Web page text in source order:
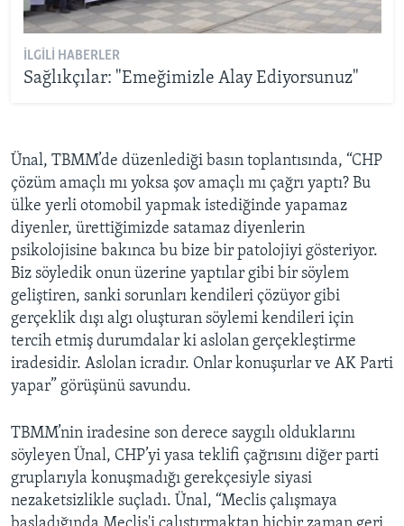
İLGILI HABERLER
Sağlıkçılar: "Emeğimizle Alay Ediyorsunuz"
Ünal, TBMM’de düzenlediği basın toplantısında, “CHP
çözüm amaçlı mı yoksa şov amaçlı mı çağrı yaptı? Bu
ülke yerli otomobil yapmak istediğinde yapamaz
diyenler, ürettiğimizde satamaz diyenlerin
psikolojisine bakınca bu bize bir patolojiyi gösteriyor.
Biz söyledik onun üzerine yaptılar gibi bir söylem
geliştiren, sanki sorunları kendileri çözüyor gibi
gerçeklik dışı algı oluşturan söylemi kendileri için
tercih etmiş durumdalar ki aslolan gerçekleştirme
iradesidir. Aslolan icradır. Onlar konuşurlar ve AK Parti
yapar” görüşünü savundu.
TBMM’nin iradesine son derece saygılı olduklarını
söyleyen Ünal, CHP’yi yasa teklifi çağrısını diğer parti
gruplarıyla konuşmadığı gerekçesiyle siyasi
nezaketsizlikle suçladı. Ünal, “Meclis çalışmaya